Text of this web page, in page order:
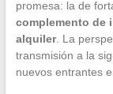
promesa: la de
complemento de
alquiler. La
transmisión a la
nuevos entrantes